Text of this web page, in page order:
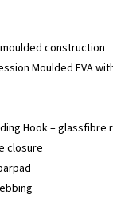
construction
Moulded EVA
Hook – glassfibre
closure